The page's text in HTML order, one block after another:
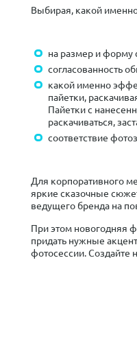
Выбирая, какой
на размер и форму
согласованность
какой именно
пайетки,
Пайетки с
раскачиваться,
соответствие
Для корпоративного
яркие сказочные
ведущего бренда на
При этом новогодняя
придать нужные
фотосессии. Создайте